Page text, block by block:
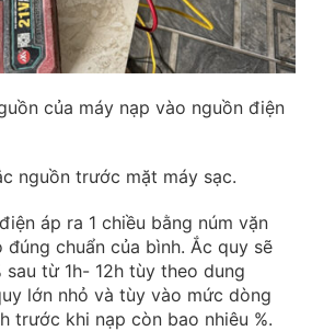
của máy nạp vào nguồn điện
nguồn trước mặt máy sạc.
áp ra 1 chiều bằng núm vặn
chuẩn của bình. Ắc quy sẽ
từ 1h- 12h tùy theo dung
lớn nhỏ và tùy vào mức dòng
trước khi nạp còn bao nhiêu %.